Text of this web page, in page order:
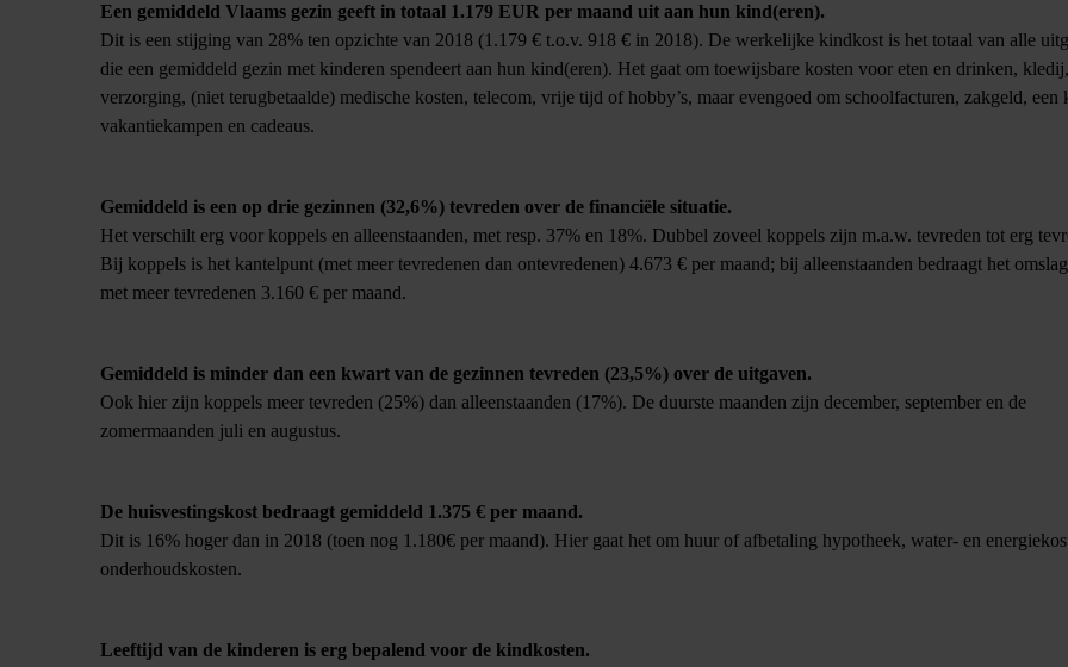
Een gemiddeld Vlaams gezin geeft in totaal 1.179 EUR per maand uit aan hun kind(eren).
Dit is een stijging van 28% ten opzichte van 2018 (1.179 € t.o.v. 918 € in 2018). De werkelijke kindkost is het totaal van alle
die een gemiddeld gezin met kinderen spendeert aan hun kind(eren). Het gaat om toewijsbare kosten voor eten en drinken, kledij,
verzorging, (niet terugbetaalde) medische kosten, telecom, vrije tijd of hobby’s, maar evengoed om schoolfacturen, zakgeld, een
vakantiekampen en cadeaus.
Gemiddeld is een op drie gezinnen (32,6%) tevreden over de financiële situatie.
Het verschilt erg voor koppels en alleenstaanden, met resp. 37% en 18%. Dubbel zoveel koppels zijn m.a.w. tevreden tot erg
Bij koppels is het kantelpunt (met meer tevredenen dan ontevredenen) 4.673 € per maand; bij alleenstaanden bedraagt het
met meer tevredenen 3.160 € per maand.
Gemiddeld is minder dan een kwart van de gezinnen tevreden (23,5%) over de uitgaven.
Ook hier zijn koppels meer tevreden (25%) dan alleenstaanden (17%). De duurste maanden zijn december, september en de
zomermaanden juli en augustus.
De huisvestingskost bedraagt gemiddeld 1.375 € per maand.
Dit is 16% hoger dan in 2018 (toen nog 1.180€ per maand). Hier gaat het om huur of afbetaling hypotheek, water- en
onderhoudskosten.
Leeftijd van de kinderen is erg bepalend voor de kindkosten.